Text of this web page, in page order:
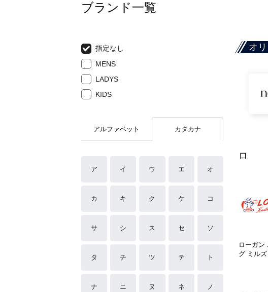
ブランド一覧
指定なし
MENS
LADYS
KIDS
アルファベット カタカナ
ア イ ウ エ オ
カ キ ク ケ コ
サ シ ス セ ソ
タ チ ツ テ ト
ナ ニ ヌ ネ ノ
オ
ロ
ローガン
グ ミルズ